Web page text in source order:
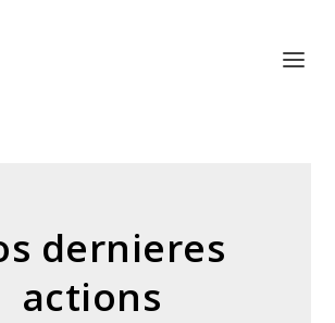
dernieres
actions